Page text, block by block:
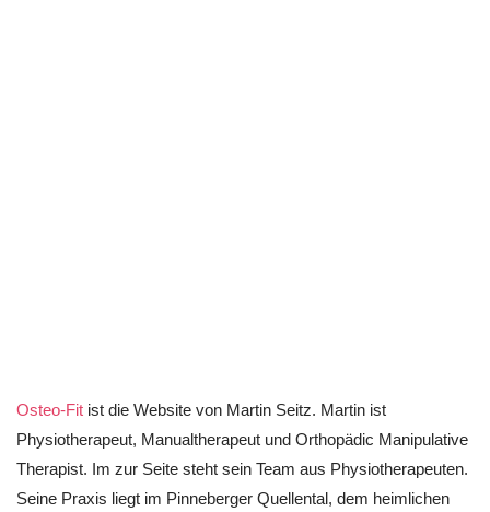
Osteo-Fit ist die Website von Martin Seitz. Martin ist
Physiotherapeut, Manualtherapeut und Orthopädic Manipulative
Therapist. Im zur Seite steht sein Team aus Physiotherapeuten.
Seine Praxis liegt im Pinneberger Quellental, dem heimlichen